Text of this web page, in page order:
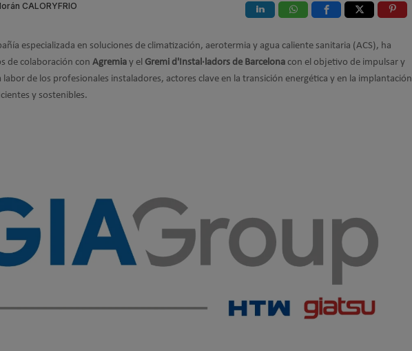
CALORYFRIO
especializada en soluciones de climatización, aerotermia y agua caliente sanitaria (ACS), ha
de colaboración con Agremia y el Gremi d'Instal·ladors de Barcelona con el objetivo de impulsar y
labor de los profesionales instaladores, actores clave en la transición energética y en la implantación
y sostenibles.